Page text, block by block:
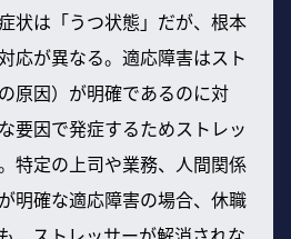
状は「うつ状態」だが、根本
応が異なる。適応障害はスト
原因）が明確であるのに対
要因で発症するためストレッ
特定の上司や業務、人間関係
明確な適応障害の場合、休職